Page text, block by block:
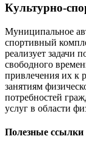
Культурно-
Муниципальное
спортивный
реализует задачи
свободного
привлечения их к
занятиям
потребностей
услуг в области
Полезные ссылки